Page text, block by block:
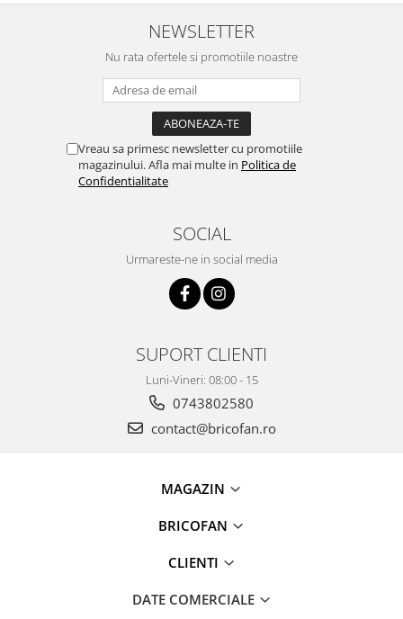
Sere si solarii
Suflante si aspiratoare exterior
Unelte manuale de gradina -
Folie si plase pt plante
Masini de maturat manuale
Aragaze, plite, piese butelii de
Accesorii aragaze & butelii
Lumina de crestere pentru plante
NEWSLETTER
Nu rata ofertele si promotiile noastre
Vreau sa primesc newsletter cu promotiile
magazinului. Afla mai multe in Politica de
Confidentialitate
SOCIAL
Urmareste-ne in social media
SUPORT CLIENTI
Luni-Vineri: 08:00 - 15
0743802580
contact@bricofan.ro
MAGAZIN
BRICOFAN
CLIENTI
DATE COMERCIALE